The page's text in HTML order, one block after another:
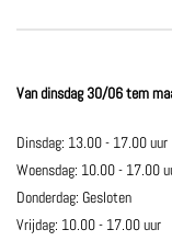
Van dinsdag 30/06 tem
Dinsdag: 13.00 - 17.00 uur
Woensdag: 10.00 - 17.00
Donderdag: Gesloten
Vrijdag: 10.00 - 17.00 uur